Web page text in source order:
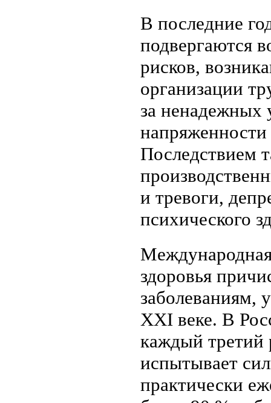
В последние
подвергаются
рисков,
организации
за ненадежных
Последствием
и тревоги,
психического
здоровья
заболеваниям,
XXI веке. В
каждый третий
испытывает
практически